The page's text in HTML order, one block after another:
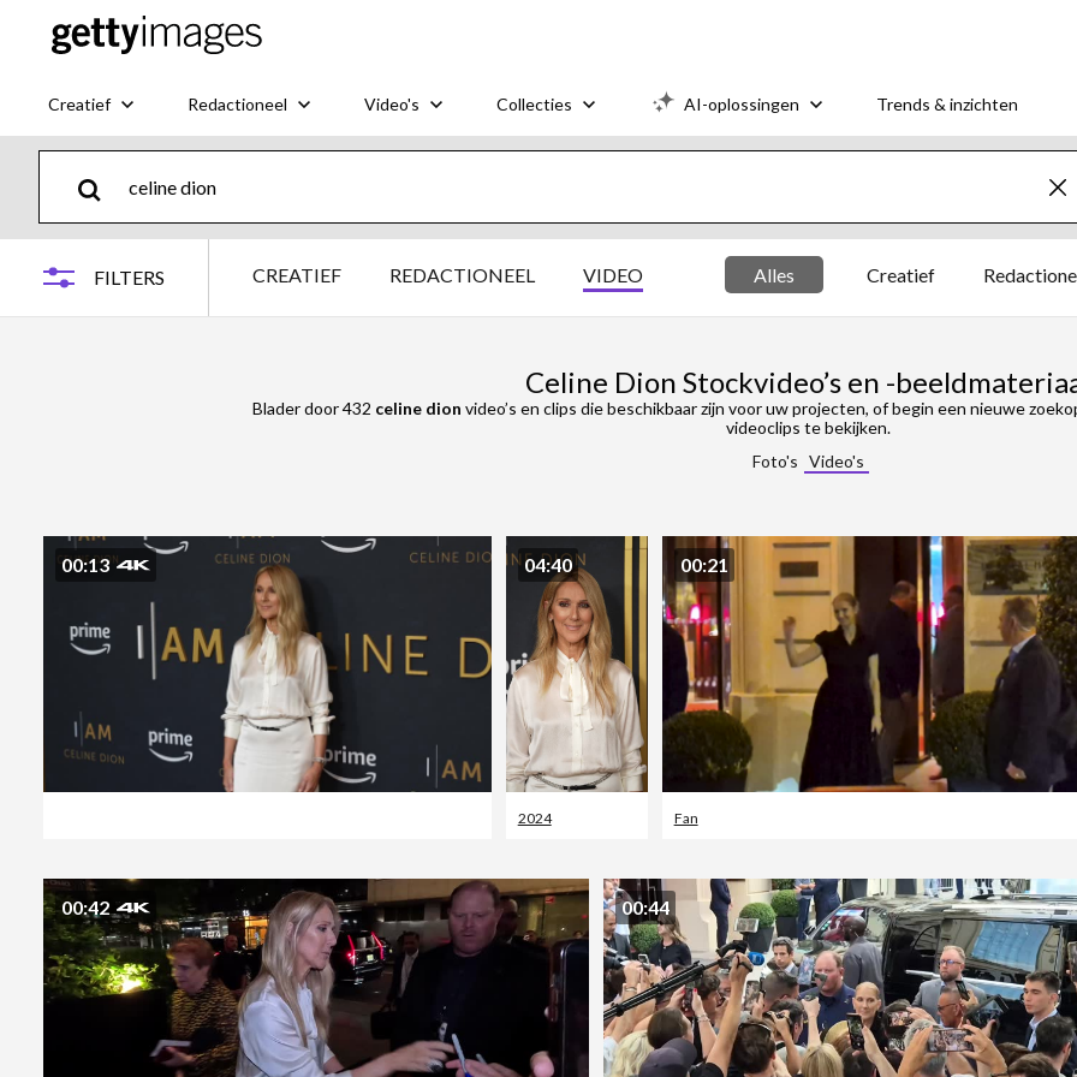
Creatief Redactioneel Video's Collecties AI-oplossingen Trends & inzichten
FILTERS CREATIEF REDACTIONEEL VIDEO Alles Creatief
Celine Dion Stockvideo’s en -
Blader door 432 celine dion video’s en clips die beschikbaar zijn voor uw projecten, of begin een nieuwe
videoclips te bekijken.
Foto's Video's
00:13 04:40
2024
00:21
Fan
00:42 00:44